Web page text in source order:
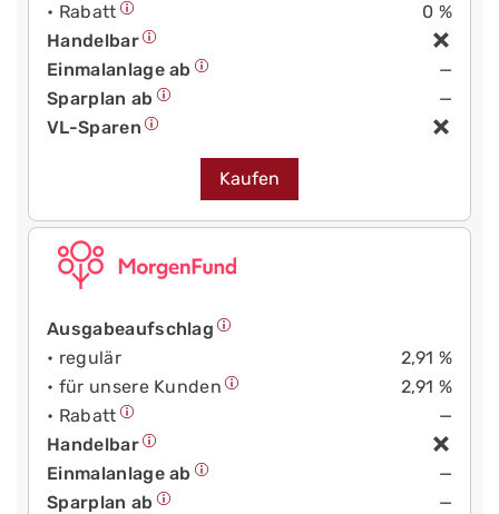
• Rabatt
0 %
Handelbar
Einmalanlage ab
—
Sparplan ab
—
VL-Sparen
Kaufen
Ausgabeaufschlag
• regulär
2,91 %
• für unsere Kunden
2,91 %
• Rabatt
—
Handelbar
Einmalanlage ab
—
Sparplan ab
—